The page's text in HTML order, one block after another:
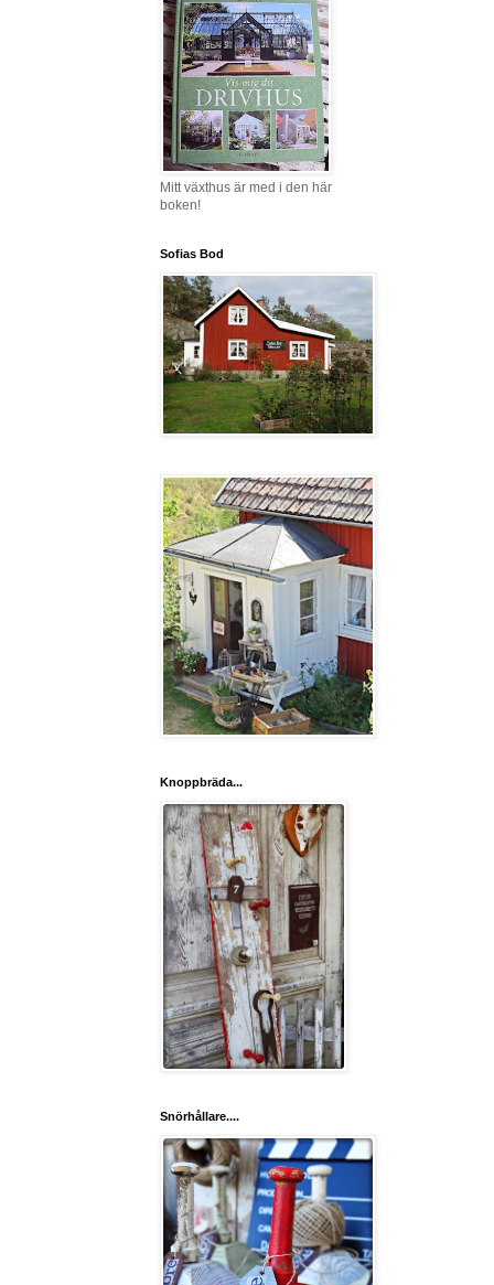
Mitt växthus är med i den här
boken!
Sofias Bod
Knoppbräda...
Snörhållare....